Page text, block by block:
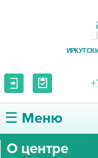
☰ Меню
О ЦЕНТРЕ
О центре